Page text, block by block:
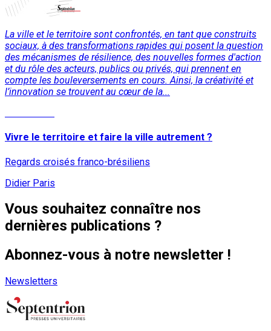
La ville et le territoire sont confrontés, en tant que construits
sociaux, à des transformations rapides qui posent la question
des mécanismes de résilience, des nouvelles formes d'action
et du rôle des acteurs, publics ou privés, qui prennent en
compte les bouleversements en cours. Ainsi, la créativité et
l’innovation se trouvent au cœur de la...
Vivre le territoire et faire la ville autrement ?
Regards croisés franco-brésiliens
Didier Paris
Vous souhaitez connaître nos
dernières publications ?
Abonnez-vous à notre newsletter !
Newsletters